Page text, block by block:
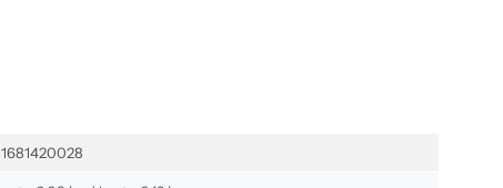
1681420028